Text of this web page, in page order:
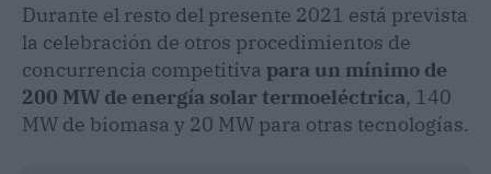
Durante el resto del presente 2021 está prevista
la celebración de otros procedimientos de
concurrencia competitiva para un mínimo de
200 MW de energía solar termoeléctrica, 140
MW de biomasa y 20 MW para otras tecnologías.